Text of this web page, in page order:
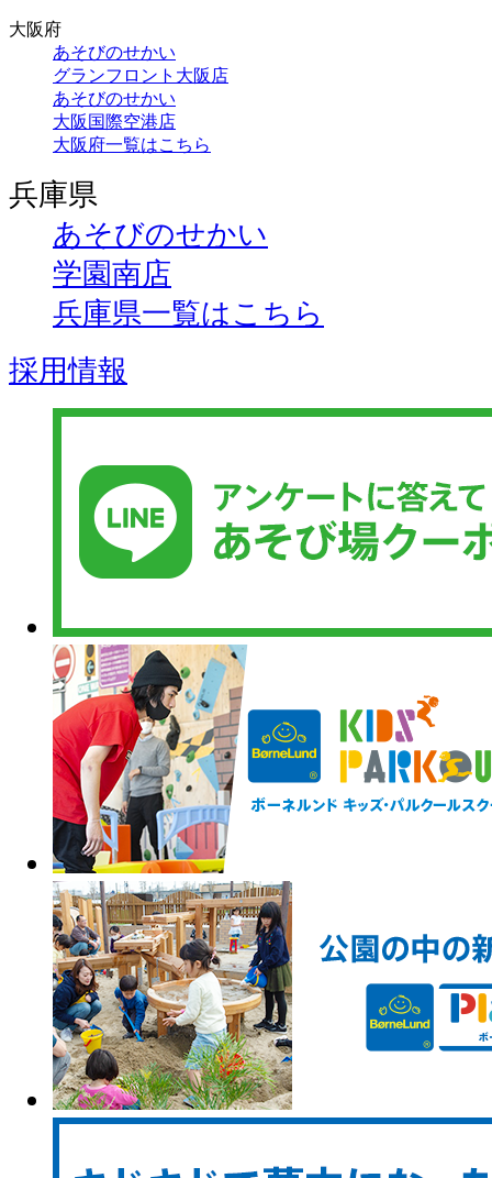
大阪府
あそびのせかい
グランフロント大阪店
あそびのせかい
大阪国際空港店
大阪府一覧はこちら
兵庫県
あそびのせかい
学園南店
兵庫県一覧はこちら
採用情報